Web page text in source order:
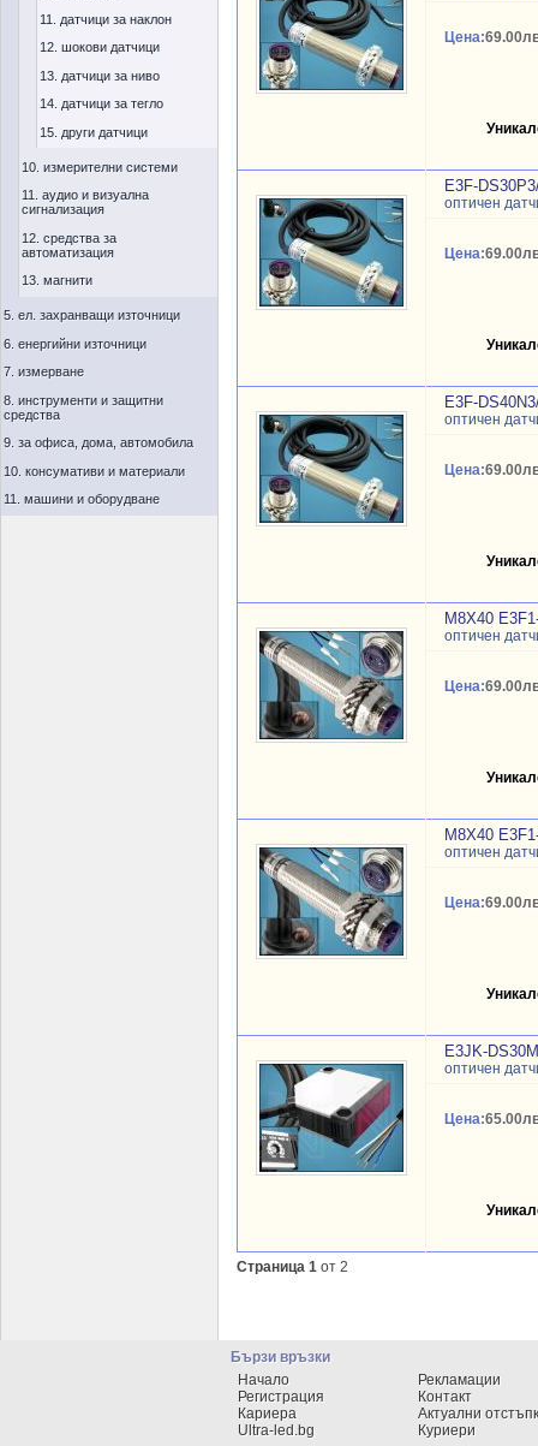
11. датчици за наклон
12. шокови датчици
13. датчици за ниво
14. датчици за тегло
15. други датчици
10. измерителни системи
11. аудио и визуална
сигнализация
12. средства за
автоматизация
13. магнити
5. ел. захранващи източници
6. енергийни източници
7. измерване
8. инструменти и защитни
средства
9. за офиса, дома, автомобила
10. консумативи и материали
11. машини и оборудване
Цена:
E3F-
оптичен
Цена:
E3F-
оптичен
Цена:
М8X40
оптичен
Цена:
М8X40
оптичен
Цена:
E3JK-
оптичен
Цена:
Страница 1 от 2
Бързи връзки
Начало
Рекламации
Регистрация
Контакт
Кариера
Актуални
Ultra-led.bg
Куриери